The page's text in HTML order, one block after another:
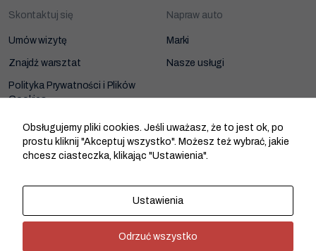
Skontaktuj się
Umów wizytę
Znajdź warsztat
Polityka Prywatności i Plików
Cookies
Zarządzanie zgodami cookies
Napraw auto
Marki
Nasze usługi
Strefa Warsztatu
Obsługujemy pliki cookies. Jeśli uważasz, że to jest ok, po
prostu kliknij "Akceptuj wszystko". Możesz też wybrać, jakie
chcesz ciasteczka, klikając "Ustawienia".
Ustawienia
Odrzuć wszystko